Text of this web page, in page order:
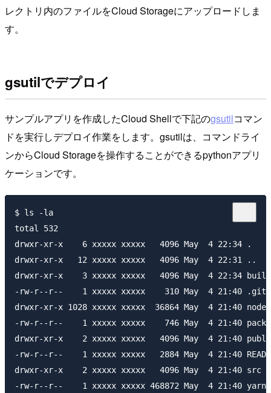
レクトリ内のファイルをCloud Storageにアップロードしま
す。
gsutilでデプロイ
サンプルアプリを作成したCloud Shellで下記のgsutilコマン
ドを実行しデプロイ作業をします。gsutilは、コマンドライ
ンからCloud Storageを操作することができるpythonアプリ
ケーションです。
$ ls -la
total 532
drwxr-xr-x    6 xxxxx xxxxx   4096 May  4 22:34 .
drwxr-xr-x   12 xxxxx xxxxx   4096 May  4 22:31 ..
drwxr-xr-x    3 xxxxx xxxxx   4096 May  4 22:34 build
-rw-r--r--    1 xxxxx xxxxx    310 May  4 21:40
drwxr-xr-x 1028 xxxxx xxxxx  36864 May  4 21:40
-rw-r--r--    1 xxxxx xxxxx    746 May  4 21:40
drwxr-xr-x    2 xxxxx xxxxx   4096 May  4 21:40
-rw-r--r--    1 xxxxx xxxxx   2884 May  4 21:40
drwxr-xr-x    2 xxxxx xxxxx   4096 May  4 21:40 src
-rw-r--r--    1 xxxxx xxxxx 468872 May  4 21:40